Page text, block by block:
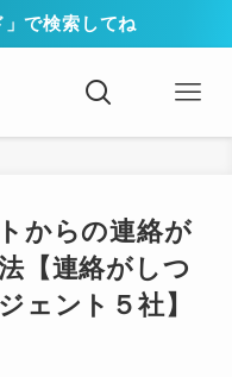
で検索してね
からの連絡が
【連絡がしつ
ェント５社】